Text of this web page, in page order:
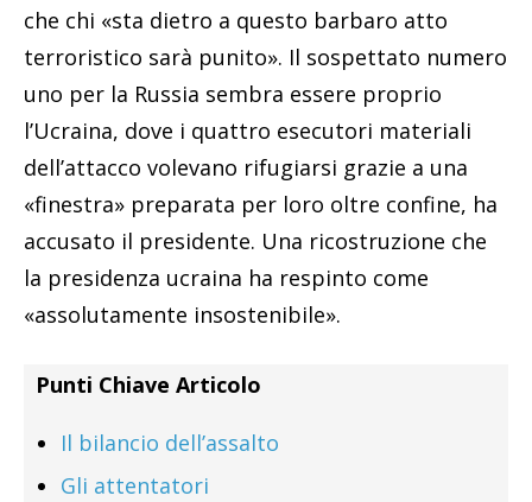
che chi «sta dietro a questo barbaro atto
terroristico sarà punito». Il sospettato numero
uno per la Russia sembra essere proprio
l’Ucraina, dove i quattro esecutori materiali
dell’attacco volevano rifugiarsi grazie a una
«finestra» preparata per loro oltre confine, ha
accusato il presidente. Una ricostruzione che
la presidenza ucraina ha respinto come
«assolutamente insostenibile».
Punti Chiave Articolo
Il bilancio dell’assalto
Gli attentatori